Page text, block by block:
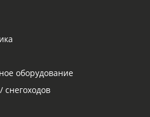
оборудование
снегоходов